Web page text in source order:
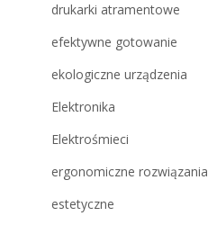
drukarki atramentowe
efektywne gotowanie
ekologiczne urządzenia
Elektronika
Elektrośmieci
ergonomiczne rozwiązania
estetyczne